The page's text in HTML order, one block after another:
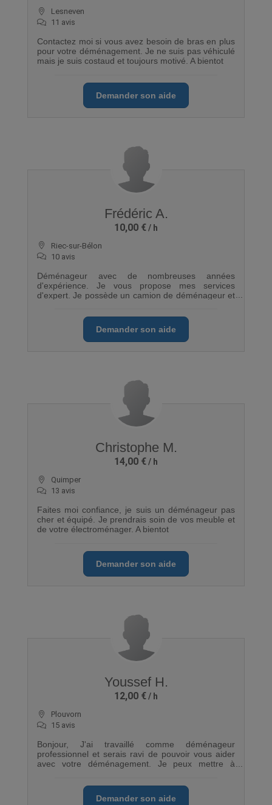
Lesneven
11 avis
Contactez moi si vous avez besoin de bras en plus
pour votre déménagement. Je ne suis pas véhiculé
mais je suis costaud et toujours motivé. A bientot
Demander son aide
Frédéric A.
10,00 €
Riec-sur-Bélon
10 avis
Déménageur avec de nombreuses années
d'expérience. Je vous propose mes services
d'expert. Je possède un camion de déménageur et
déménagement se déroule aux petits oignons
Demander son aide
Christophe M.
14,00 €
Quimper
13 avis
Faites moi confiance, je suis un déménageur pas
cher et équipé. Je prendrais soin de vos meuble et
de votre électroménager. A bientot
Demander son aide
Youssef H.
12,00 €
Plouvorn
15 avis
Bonjour, J'ai travaillé comme déménageur
professionnel et serais ravi de pouvoir vous aider
avec votre déménagement. Je peux mettre à
Demander son aide